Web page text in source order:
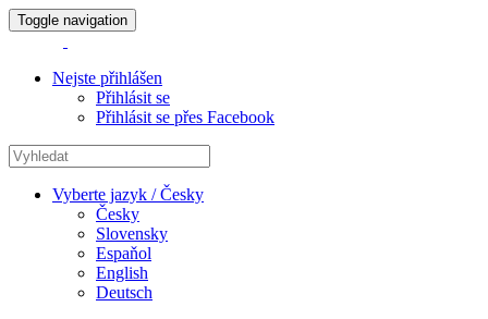
Toggle navigation
Nejste přihlášen
Přihlásit se
Přihlásit se přes Facebook
Vyberte jazyk / Česky
Česky
Slovensky
Espaňol
English
Deutsch